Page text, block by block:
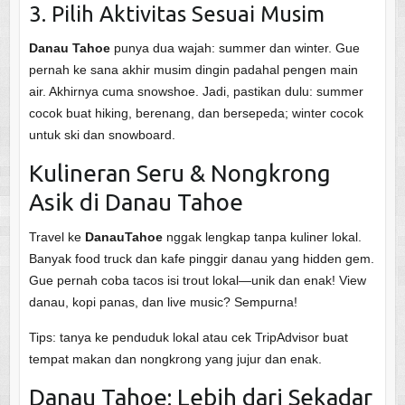
3. Pilih Aktivitas Sesuai Musim
Danau Tahoepunya dua wajah: summer dan winter. Gue
pernah ke sana akhir musim dingin padahal pengen main
air. Akhirnya cuma snowshoe. Jadi, pastikan dulu: summer
cocok buat hiking, berenang, dan bersepeda; winter cocok
untuk ski dan snowboard.
Kulineran Seru & Nongkrong
Asik di Danau Tahoe
Travel ke DanauTahoenggak lengkap tanpa kuliner lokal.
Banyak food truck dan kafe pinggir danau yang hidden gem.
Gue pernah coba tacos isi trout lokal—unik dan enak! View
danau, kopi panas, dan live music? Sempurna!
Tips: tanya ke penduduk lokal atau cek TripAdvisor buat
tempat makan dan nongkrong yang jujur dan enak.
Danau Tahoe: Lebih dari Sekadar